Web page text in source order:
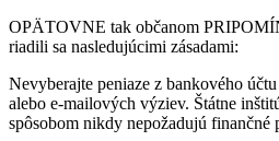
OPÄTOVNE tak občanom
riadili sa nasledujúcimi zásadami:
Nevyberajte peniaze z bankového
alebo e-mailových výziev. Štátne
spôsobom nikdy nepožadujú finančné